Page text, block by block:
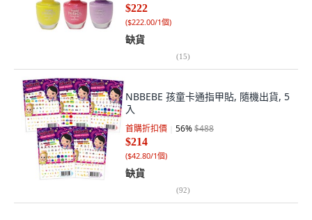
$222
($222.00/1個)
缺貨
(15)
NBBEBE 孩童卡通指甲貼, 隨機出貨, 5
入
首購折扣價 56%$488
$214
($42.80/1個)
缺貨
(92)